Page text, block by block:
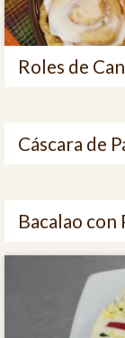
Roles de
Cáscara de
Bacalao con